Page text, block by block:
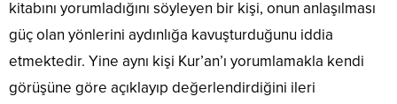
kitabını yorumladığını söyleyen bir kişi, onun anlaşılması
güç olan yönlerini aydınlığa kavuşturduğunu iddia
etmektedir. Yine aynı kişi Kur’an’ı yorumlamakla kendi
görüşüne göre açıklayıp değerlendirdiğini ileri